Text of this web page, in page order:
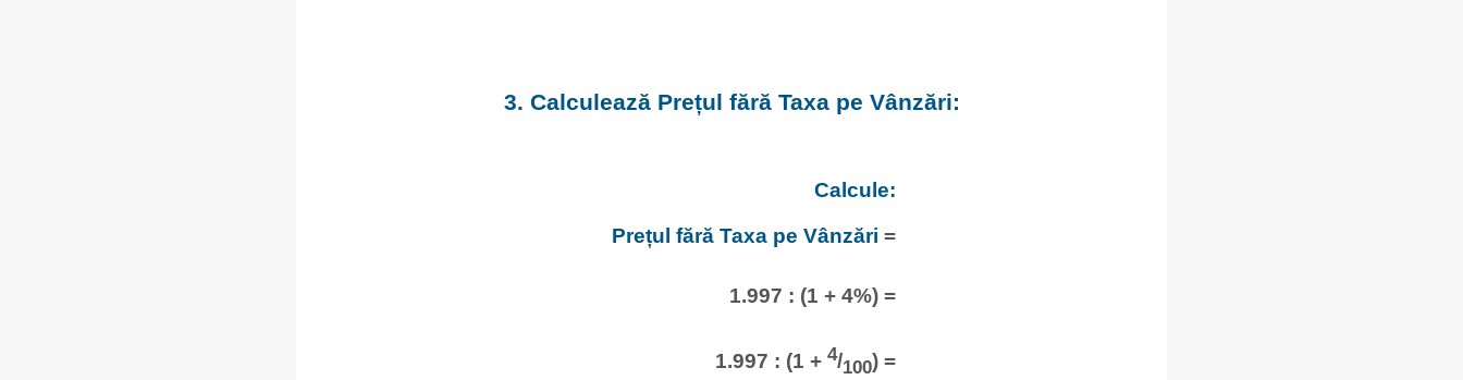
3. Calculează Prețul fără Taxa pe Vânzări:
Calcule:
Prețul fără Taxa pe Vânzări =
1.997 : (1 + 4%) =
1.997 : (1 + 4/100) =